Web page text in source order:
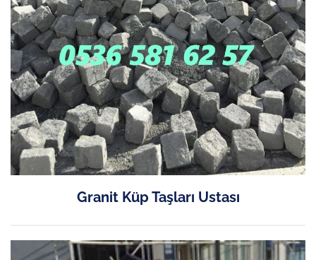
Granit Küp Taşları Ustası